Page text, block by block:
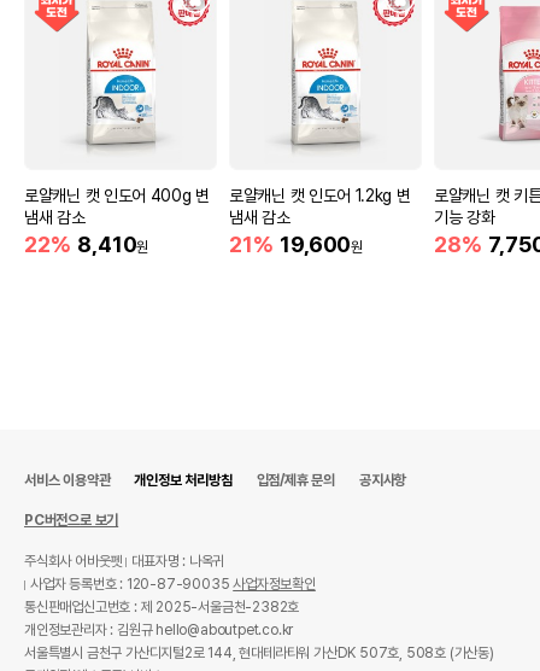
로얄캐닌 캣 인도어 400g 변
냄새 감소
22% 8,410원
로얄캐닌 캣 인도어 1.2kg 변
냄새 감소
21% 19,600원
로얄캐닌 캣 키
기능 강화
28%
서비스 이용약관 개인정보 처리방침 입점/제휴 문의 공지사항
PC버전으로 보기
주식회사 어바웃펫
대표자명 : 나옥귀
사업자 등록번호 : 120-87-90035사업자정보확인
통신판매업신고번호 : 제 2025-서울금천-2382호
개인정보관리자 : 김원규 hello@aboutpet.co.kr
서울특별시 금천구 가산디지털2로 144, 현대테라타워 가산DK 507호, 508호 (가산동)